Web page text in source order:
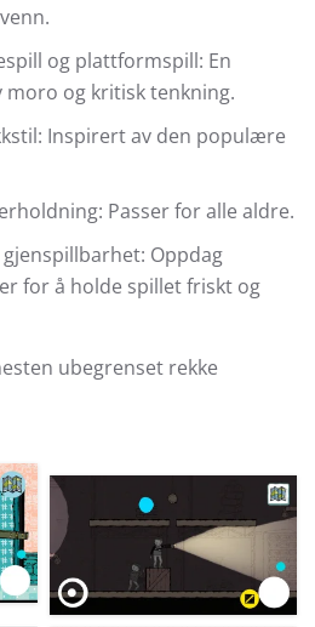
og plattformspill: En
moro og kritisk tenkning.
Inspirert av den populære
Passer for alle aldre.
Oppdag
for å holde spillet friskt og
ubegrenset rekke